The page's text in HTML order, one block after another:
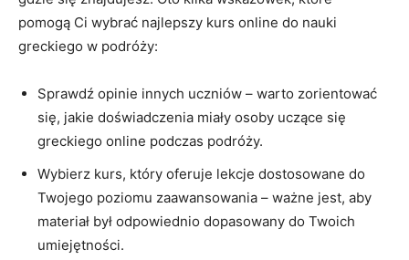
pomogą Ci wybrać najlepszy kurs online do nauki
greckiego w podróży:
Sprawdź opinie ‍innych uczniów – warto zorientować
się, jakie doświadczenia miały osoby uczące ​się
greckiego online podczas ⁤podróży.
Wybierz kurs, który oferuje lekcje ‌dostosowane do⁣
Twojego poziomu zaawansowania – ważne jest, aby
materiał był odpowiednio dopasowany‌ do Twoich⁤
umiejętności.